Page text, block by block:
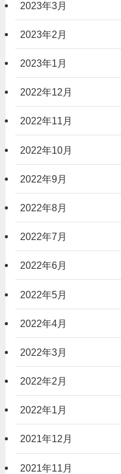
2023年3月
2023年2月
2023年1月
2022年12月
2022年11月
2022年10月
2022年9月
2022年8月
2022年7月
2022年6月
2022年5月
2022年4月
2022年3月
2022年2月
2022年1月
2021年12月
2021年11月